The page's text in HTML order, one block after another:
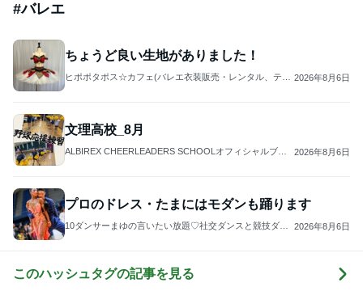
#バレエ
ちょうど良い生地がありました！
ヒポポタポス☆カフェ(バレエ衣装販売・レンタル、ティ
2026年8月6日
文理高校_8月
ALBIREX CHEERLEADERS SCHOOLオフィシャルブロ
2026年8月6日
プロのドレス・たまにはモダンも踊ります
10ダンサーまゆの言いたい放題♡社交ダンスと競技ダン
2026年8月6日
このハッシュタグの記事を見る